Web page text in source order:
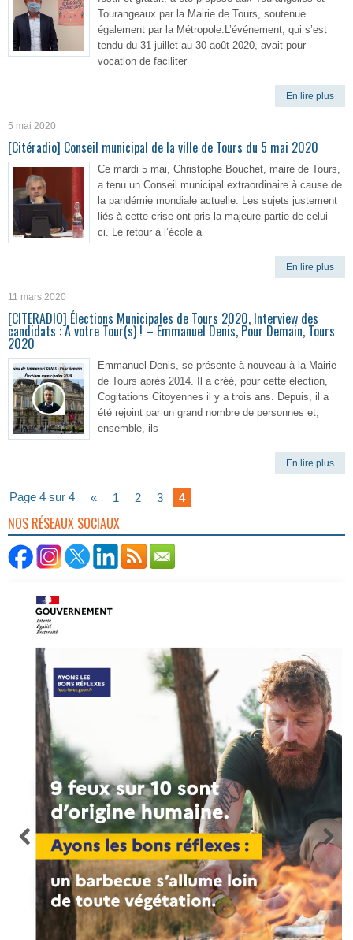
Tourangeaux par la Mairie de Tours, soutenue
également par la Métropole.L’événement, qui s’est
tendu du 31 juillet au 30 août 2020, avait pour
vocation de faciliter
En lire plus
5 mai 2020
[Citéradio] Conseil municipal de la ville de Tours du 5 mai 2020
Ce mardi 5 mai, Christophe Bouchet, maire de Tours,
a tenu un Conseil municipal extraordinaire à cause de
la pandémie mondiale actuelle. Les sujets justement
liés à cette crise ont pris la majeure partie de celui-
ci. Le retour à l’école a
En lire plus
11 mars 2020
[CITERADIO] Élections Municipales de Tours 2020, Interview des
candidats : A votre Tour(s) ! – Emmanuel Denis, Pour Demain, Tours
2020
Emmanuel Denis, se présente à nouveau à la Mairie
de Tours après 2014. Il a créé, pour cette élection,
Cogitations Citoyennes il y a trois ans. Depuis, il a
été rejoint par un grand nombre de personnes et,
ensemble, ils
En lire plus
Page 4 sur 4 « 1 2 3 4
NOS RÉSEAUX SOCIAUX